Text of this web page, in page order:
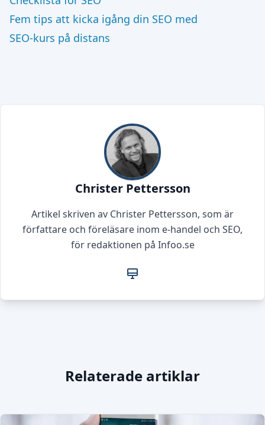
Fem tips att kicka igång din SEO med
SEO-kurs på distans
Christer Pettersson
Artikel skriven av Christer Pettersson, som är
författare och föreläsare inom e-handel och SEO,
för redaktionen på Infoo.se
Relaterade artiklar